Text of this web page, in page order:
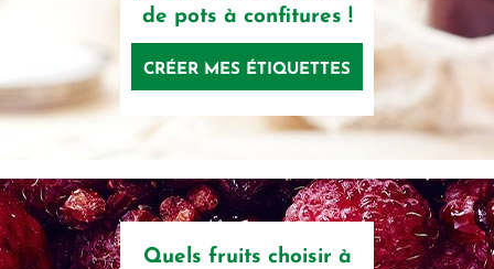
de pots à confitures !
CRÉER MES ÉTIQUETTES
Quels fruits choisir à